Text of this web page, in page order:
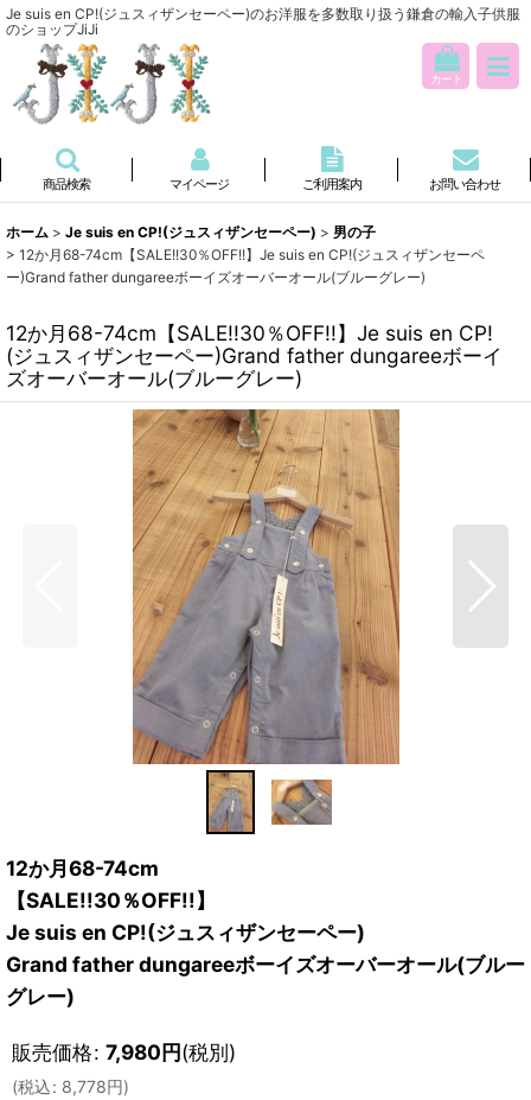
Je suis en CP!(ジュスィザンセーペー)のお洋服を多数取り扱う鎌倉の輸入子供服
のショップJiJi
カート
商品検索 マイページ ご利用案内 お問い合わせ
ホーム > Je suis en CP!(ジュスィザンセーペー) > 男の子
> 12か月68-74cm【SALE!!30％OFF!!】Je suis en CP!(ジュスィザンセーペ
ー)Grand father dungareeボーイズオーバーオール(ブルーグレー)
12か月68-74cm【SALE!!30％OFF!!】Je suis en CP!
(ジュスィザンセーペー)Grand father dungareeボーイ
ズオーバーオール(ブルーグレー)
12か月68-74cm
【SALE!!30％OFF!!】
Je suis en CP!(ジュスィザンセーペー)
Grand father dungareeボーイズオーバーオール(ブルー
グレー)
販売価格: 7,980円(税別)
(税込: 8,778円)